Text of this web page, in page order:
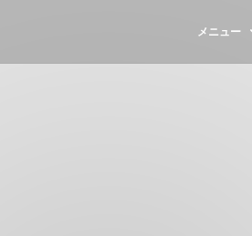
メニュー